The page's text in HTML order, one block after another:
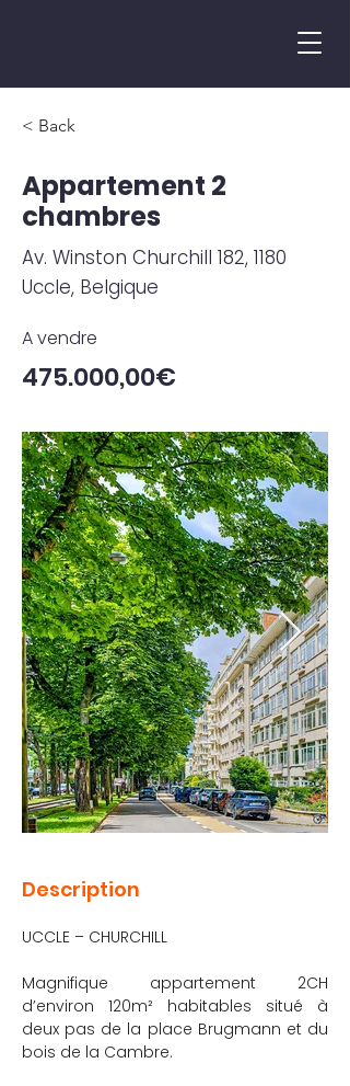
< Back
Appartement 2
chambres
Av. Winston Churchill 182, 1180
Uccle, Belgique
A vendre
475.000,00€
Description
UCCLE – CHURCHILL
Magnifique appartement 2CH
d’environ 120m² habitables situé à
deux pas de la place Brugmann et du
bois de la Cambre.